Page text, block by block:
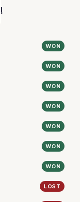
!
WON
WON
WON
WON
WON
WON
WON
LOST